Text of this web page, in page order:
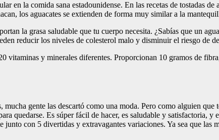
en la comida sana estadounidense. En las recetas de tostadas
los aguacates se extienden de forma muy similar a la
la grasa saludable que tu cuerpo necesita. ¿Sabías que un
reducir los niveles de colesterol malo y disminuir el riesgo de
vitaminas y minerales diferentes. Proporcionan 10 gramos de
mucha gente las descartó como una moda. Pero como alguien
quedarse. Es súper fácil de hacer, es saludable y satisfactoria,
junto con 5 divertidas y extravagantes variaciones. Ya sea que las